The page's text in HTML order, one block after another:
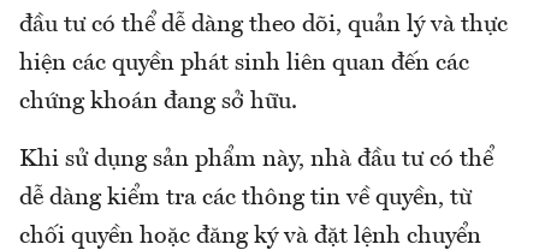
đầu tư có thể dễ dàng theo dõi, quản lý và thực
hiện các quyền phát sinh liên quan đến các
chứng khoán đang sở hữu.
Khi sử dụng sản phẩm này, nhà đầu tư có thể
dễ dàng kiểm tra các thông tin về quyền, từ
chối quyền hoặc đăng ký và đặt lệnh chuyển